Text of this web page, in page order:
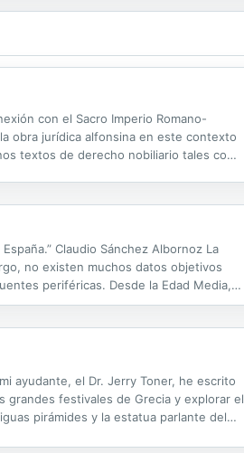
con el Sacro Imperio Romano-
obra jurídica alfonsina en este contexto
textos de derecho nobiliario tales como
Claudio Sánchez Albornoz La
no existen muchos datos objetivos
periféricas. Desde la Edad Media, a
ayudante, el Dr. Jerry Toner, he escrito
festivales de Grecia y explorar el
pirámides y la estatua parlante del